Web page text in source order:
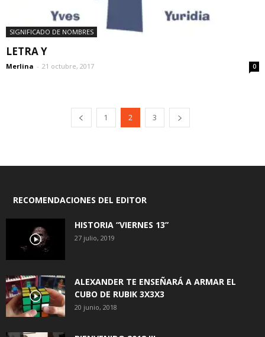
SIGNIFICADO DE NOMBRES
LETRA Y
Merlina - 21 octubre, 2017 0
1 2 3
RECOMENDACIONES DEL EDITOR
HISTORIA “VIERNES 13”
27 julio, 2019
ALEXANDER TE ENSEÑARÁ A ARMAR EL
CUBO DE RUBIK 3X3X3
20 junio, 2018